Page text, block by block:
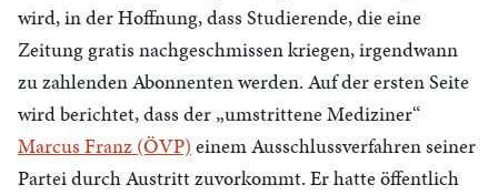
wird, in der Hoffnung, dass Studierende, die eine
Zeitung gratis nachgeschmissen kriegen, irgendwann
zu zahlenden Abonnenten werden. Auf der ersten Seite
wird berichtet, dass der „umstrittene Mediziner“
Marcus Franz (ÖVP) einem Ausschlussverfahren seiner
Partei durch Austritt zuvorkommt. Er hatte öffentlich